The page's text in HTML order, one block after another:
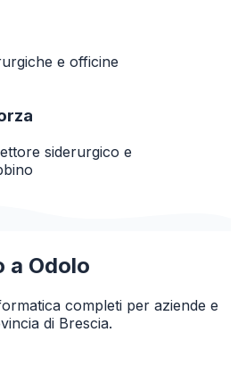
e officine
siderurgico e
a Odolo
completi per aziende e
di Brescia.